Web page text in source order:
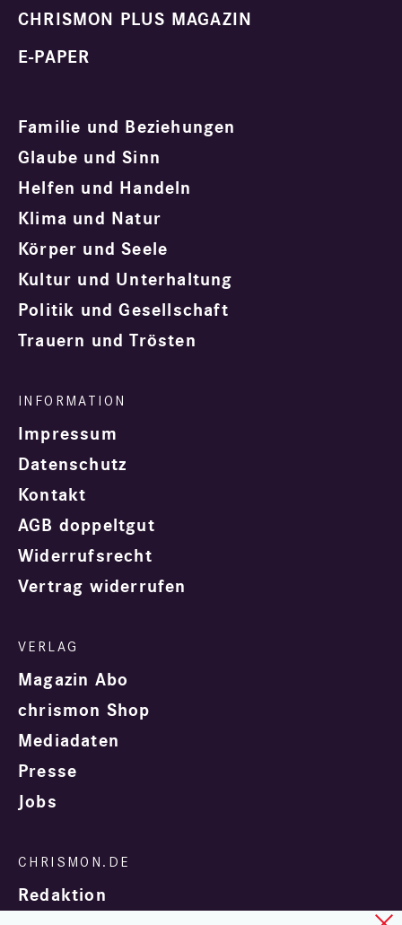
CHRISMON PLUS MAGAZIN
E-PAPER
Familie und Beziehungen
Glaube und Sinn
Helfen und Handeln
Klima und Natur
Körper und Seele
Kultur und Unterhaltung
Politik und Gesellschaft
Trauern und Trösten
Impressum
Datenschutz
Kontakt
AGB doppeltgut
Widerrufsrecht
Vertrag widerrufen
Magazin Abo
chrismon Shop
Mediadaten
Presse
Jobs
Redaktion